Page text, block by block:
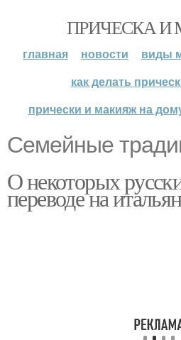
ПРИЧЕСКА
главная новости
виды
как делать
прически и макияж на
Семейные
О некоторых
переводе на